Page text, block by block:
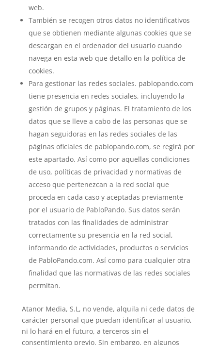
web.
También se recogen otros datos no identificativos
que se obtienen mediante algunas cookies que se
descargan en el ordenador del usuario cuando
navega en esta web que detallo en la política de
cookies.
Para gestionar las redes sociales. pablopando.com
tiene presencia en redes sociales, incluyendo la
gestión de grupos y páginas. El tratamiento de los
datos que se lleve a cabo de las personas que se
hagan seguidoras en las redes sociales de las
páginas oficiales de pablopando.com, se regirá por
este apartado. Así como por aquellas condiciones
de uso, políticas de privacidad y normativas de
acceso que pertenezcan a la red social que
proceda en cada caso y aceptadas previamente
por el usuario de PabloPando. Sus datos serán
tratados con las finalidades de administrar
correctamente su presencia en la red social,
informando de actividades, productos o servicios
de PabloPando.com. Así como para cualquier otra
finalidad que las normativas de las redes sociales
permitan.
Atanor Media, S.L, no vende, alquila ni cede datos de
carácter personal que puedan identificar al usuario,
ni lo hará en el futuro, a terceros sin el
consentimiento previo. Sin embargo, en algunos